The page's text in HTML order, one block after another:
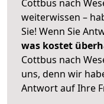
Cottbus nach
weiterwissen –
Sie! Wenn Sie
was kostet
Cottbus nach
uns, denn wir
Antwort auf Ihre